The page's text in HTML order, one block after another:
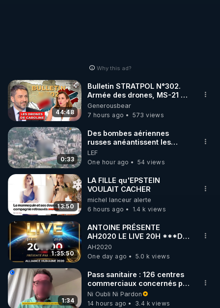
🌱 INSTAGRAM
https://www.instagram.com/rdlr_thierrycasasnovas/
http://rgnr.li/instagram
🌱 LA NEWSLETTER
Pour ne pas rater l’actualité RGNR (stages,
http://rgnr.li/news
🌱 VIDÉOS NON CENSURÉES SUR ODYSEE
Toutes les vidéos Youtube sont aussi sur la
http://rgnr.li/odysee
🌱 LES STAGES EN PRÉSENTIEL
http://rgnr.li/stages
Why this ad?
44:48
Bulletin STRATPOL N°302.
Armée des drones, MS-21 en
série, missiles coréens.
07.08.2026.
Generousbear
7 hours ago
573 views
0:33
Des bombes aériennes
russes anéantissent les
centres de contrôle de
drones de 3 brigades
ukrainienne
LEF
One hour ago
54 views
13:50
LA FILLE qu'EPSTEIN
VOULAIT CACHER
michel lanceur alerte
6 hours ago
1.4 k views
1:35:50
ANTOINE PRÉSENTE
AH2020 LE LIVE 20H ***DU
06/08/2026***
AH2020
One day ago
5.0 k views
1:34
Pass sanitaire : 126 centres
commerciaux concernés par
l'obligation dans toute la
France
Ni Oubli Ni Pardon
14 hours ago
3.4 k views